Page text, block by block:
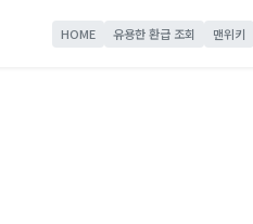
HOME 유용한 환급 조회 맨위키